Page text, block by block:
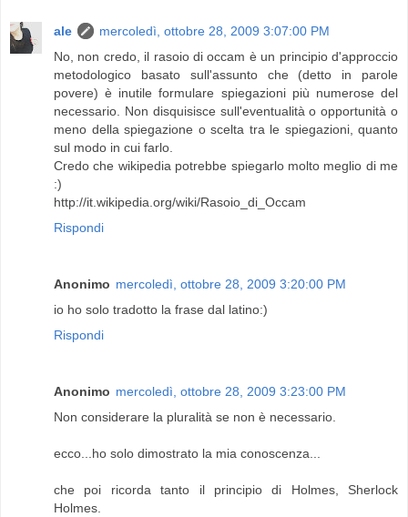
ale
mercoledì, ottobre 28, 2009 3:07:00 PM
No, non credo, il rasoio di occam è un principio d'approccio
metodologico basato sull'assunto che (detto in parole
povere) è inutile formulare spiegazioni più numerose del
necessario. Non disquisisce sull'eventualità o opportunità o
meno della spiegazione o scelta tra le spiegazioni, quanto
sul modo in cui farlo.
Credo che wikipedia potrebbe spiegarlo molto meglio di me
:)
http://it.wikipedia.org/wiki/Rasoio_di_Occam
Rispondi
Anonimo mercoledì, ottobre 28, 2009 3:20:00 PM
io ho solo tradotto la frase dal latino:)
Rispondi
Anonimo mercoledì, ottobre 28, 2009 3:23:00 PM
Non considerare la pluralità se non è necessario.
ecco...ho solo dimostrato la mia conoscenza...
che poi ricorda tanto il principio di Holmes, Sherlock
Holmes.